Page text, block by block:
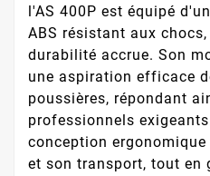
l'AS 400P est équipé
ABS résistant aux
durabilité accrue. Son
une aspiration efficace
poussières, répondant
professionnels
conception
et son transport, tout en